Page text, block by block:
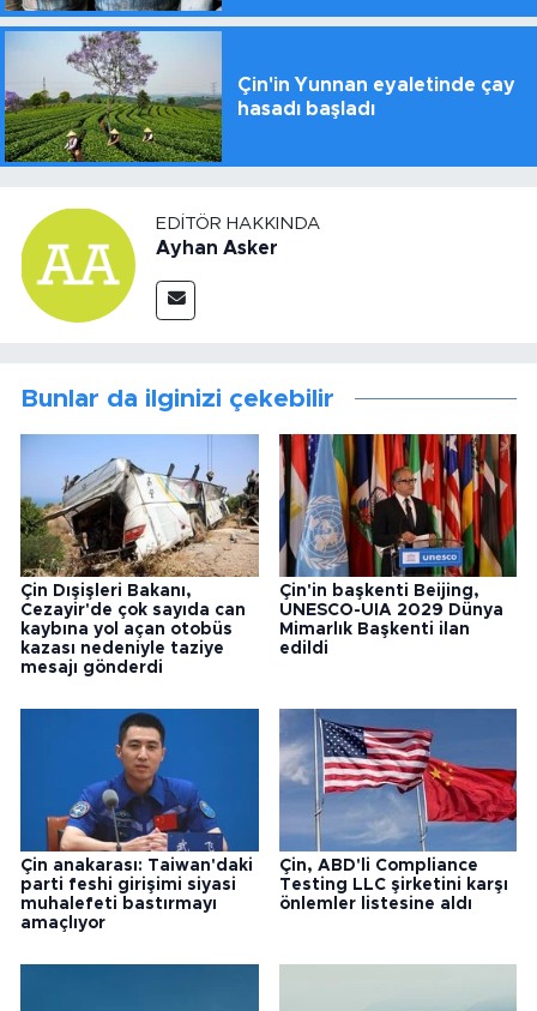
Çin'in Yunnan eyaletinde çay
hasadı başladı
EDITÖR HAKKINDA
Ayhan Asker
Bunlar da ilginizi çekebilir
Çin Dışişleri Bakanı,
Cezayir'de çok sayıda can
kaybına yol açan otobüs
kazası nedeniyle taziye
mesajı gönderdi
Çin'in başkenti Beijing,
UNESCO-UIA 2029 Dünya
Mimarlık Başkenti ilan
edildi
Çin anakarası: Taiwan'daki
parti feshi girişimi siyasi
muhalefeti bastırmayı
amaçlıyor
Çin, ABD'li Compliance
Testing LLC şirketini karşı
önlemler listesine aldı